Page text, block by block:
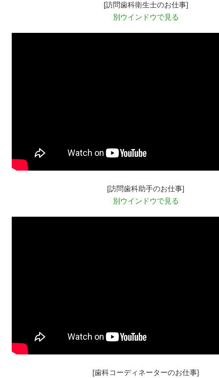
[訪問歯科衛生士のお仕事]
別ウインドウで見る
[訪問歯科助手のお仕事]
別ウインドウで見る
[歯科コーディネーターのお仕事]